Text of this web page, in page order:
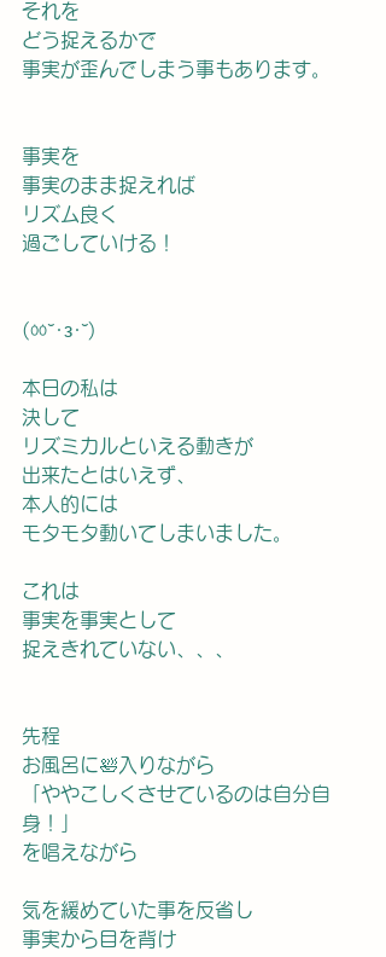
それを
どう捉えるかで
事実が歪んでしまう事もあります。
事実を
事実のまま捉えれば
リズム良く
過ごしていける！
(ㆀ˘･з･˘)
本日の私は
決して
リズミカルといえる動きが
出来たとはいえず、
本人的には
モタモタ動いてしまいました。
これは
事実を事実として
捉えきれていない、、、
先程
お風呂に🛀入りながら
「ややこしくさせているのは自分自
身！」
を唱えながら
気を緩めていた事を反省し
事実から目を背け